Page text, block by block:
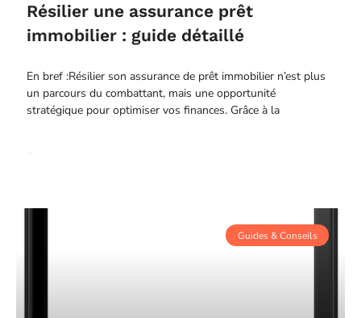
Résilier une assurance prêt
immobilier : guide détaillé
En bref :Résilier son assurance de prêt immobilier n’est plus
un parcours du combattant, mais une opportunité
stratégique pour optimiser vos finances. Grâce à la
Guides & Conseils